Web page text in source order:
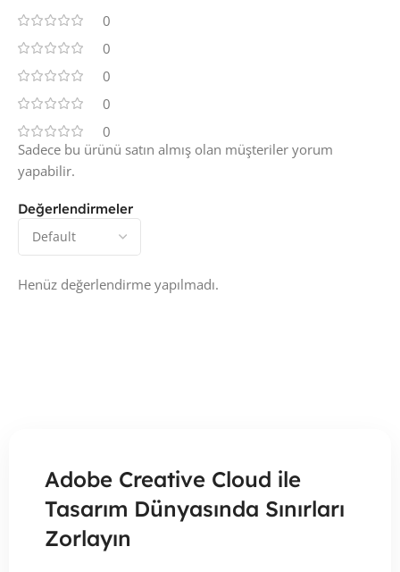
0
0
0
0
0
Değerlendirmeler
Henüz değerlendirme yapılmadı.
Sadece bu ürünü satın almış olan müşteriler yorum
yapabilir.
Adobe Creative Cloud ile
Tasarım Dünyasında Sınırları
Zorlayın